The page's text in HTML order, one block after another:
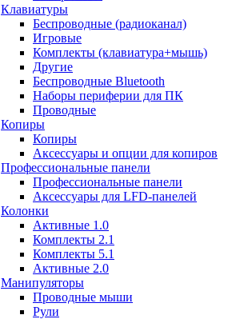
Клавиатуры
Беспроводные (радиоканал)
Игровые
Комплекты (клавиатура+мышь)
Другие
Беспроводные Bluetooth
Наборы периферии для ПК
Проводные
Копиры
Копиры
Аксессуары и опции для копиров
Профессиональные панели
Профессиональные панели
Аксессуары для LFD-панелей
Колонки
Активные 1.0
Комплекты 2.1
Комплекты 5.1
Активные 2.0
Манипуляторы
Проводные мыши
Рули